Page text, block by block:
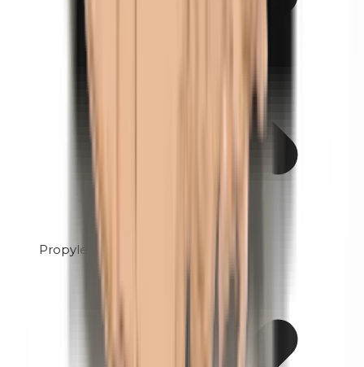
Propyleenglycol